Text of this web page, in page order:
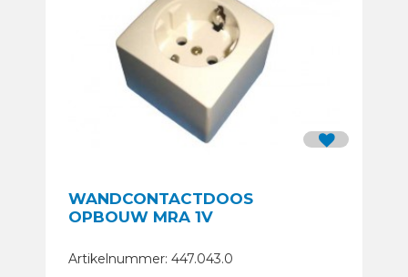
WANDCONTACTDOOS
OPBOUW MRA 1V
Artikelnummer: 447.043.0